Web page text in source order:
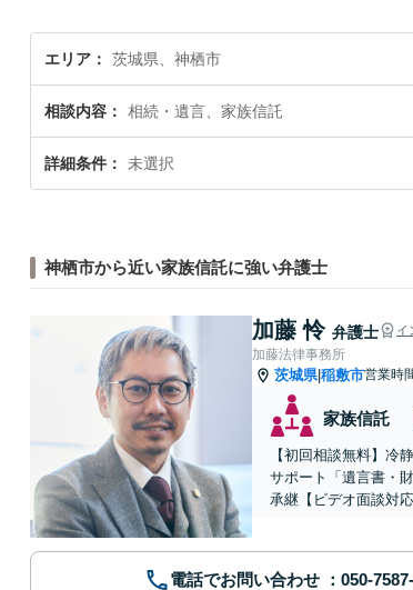
エリア 茨城県、神栖市
相談内容 相続・遺言、家族信託
詳細条件 未選択
神栖市から近い家族信託に強い弁護士
加藤 怜 弁護士 イ
加藤法律事務所
茨城県|稲敷市営業時
家族信託
【初回相談無料】冷
サポート「遺言書・
承継【ビデオ面談対応
電話でお問い合わせ